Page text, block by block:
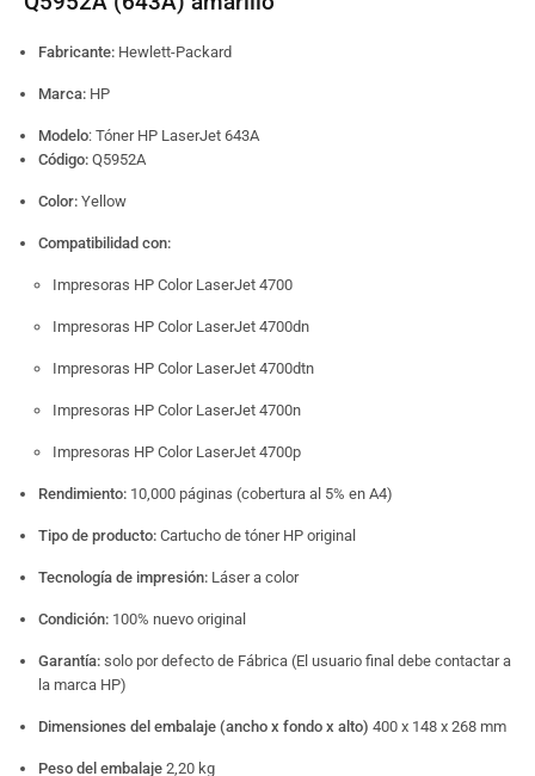
Fabricante: Hewlett-Packard
Marca: HP
Modelo: Tóner HP LaserJet 643A
Código: Q5952A
Color: Yellow
Compatibilidad con:
Impresoras HP Color LaserJet 4700
Impresoras HP Color LaserJet 4700dn
Impresoras HP Color LaserJet 4700dtn
Impresoras HP Color LaserJet 4700n
Impresoras HP Color LaserJet 4700p
Rendimiento: 10,000 páginas (cobertura al 5% en A4)
Tipo de producto: Cartucho de tóner HP original
Tecnología de impresión: Láser a color
Condición: 100% nuevo original
Garantía: solo por defecto de Fábrica (El usuario final debe contactar a
la marca HP)
Dimensiones del embalaje (ancho x fondo x alto) 400 x 148 x 268 mm
Peso del embalaje 2,20 kg